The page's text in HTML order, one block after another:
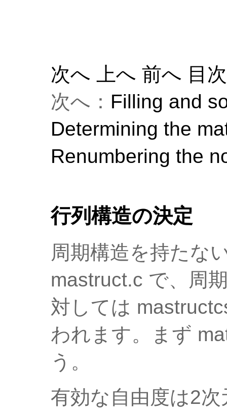
次へ 上へ 前へ 目
次へ： Filling and
Determining the
Renumbering the
行列構造の決定
周期構造を持たな
mastruct.c で、周
対しては
われます。まず
う。
有効な自由度は2